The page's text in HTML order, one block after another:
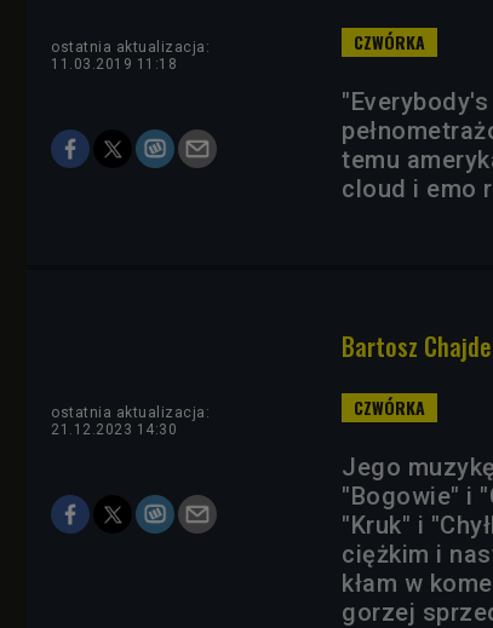
ostatnia aktualizacja:
11.03.2019 11:18
temu
cloud i emo
Bartosz
ostatnia aktualizacja:
21.12.2023 14:30
Jego
"Bogowie" i
"Kruk" i
ciężkim i
kłam w
gorzej